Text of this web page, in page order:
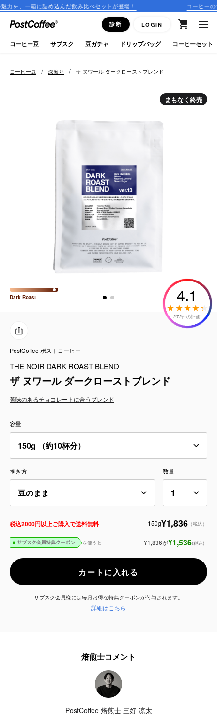
込んだ飲み比べセットが登場！ コーヒーのサブスクリプショ
診断 LOGIN
close
ログイン
新規会員登録
keyboard_arrow_right
ミルク・フード類
CFFBNS
ギフトセット
リキッド
特集
卸販売
コーヒーのサブスク
お知らせ
よくある質問
コーヒー豆 / 深煎り / ザ ヌワール ダークローストブレンド
まもなく終売
Dark Roast 4.1
272件の評価
PostCoffee ポストコーヒー
THE NOIR DARK ROAST BLEND
ザ ヌワール ダークローストブレンド
苦味のあるチョコレートに合う ブレンド
容量
挽き方 数量
税込2000円以上ご購入で送料無料 150g¥1,836 （税込）
サブスク会員特典クーポン を使うと ¥1,836が¥1,536(税込)
カートに入れる
サブスク会員様には毎月お得な特典クーポンが付与されます。
詳細はこちら
焙煎士コメント
PostCoffee 焙煎士 三好 涼太
コーヒー豆 サブスク 豆ガチャ ドリップバッグ コーヒーセット